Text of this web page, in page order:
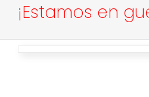
¡Estamos en